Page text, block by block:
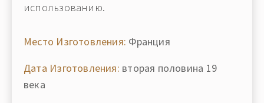
использованию.
Место Изготовления: Франция
Дата Изготовления: вторая половина 19
века